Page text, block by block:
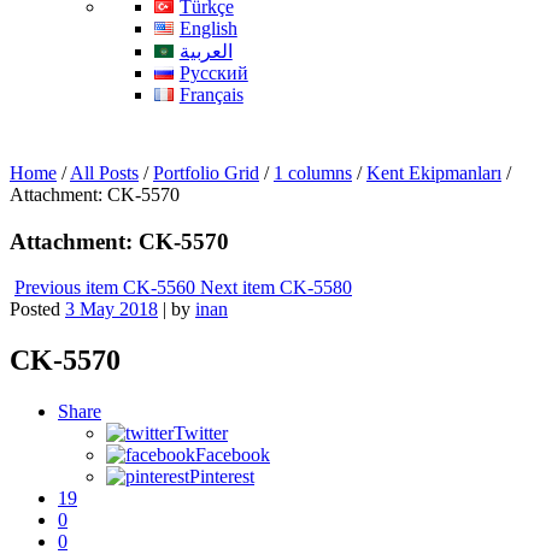
Türkçe
English
العربية
Русский
Français
Home /All Posts /Portfolio Grid / 1 columns /Kent Ekipmanları /
Attachment: CK-5570
Attachment: CK-5570
Previous item CK-5560 Next item CK-5580
Posted 3 May 2018 | by inan
CK-5570
Share
Twitter
Facebook
Pinterest
19
0
0